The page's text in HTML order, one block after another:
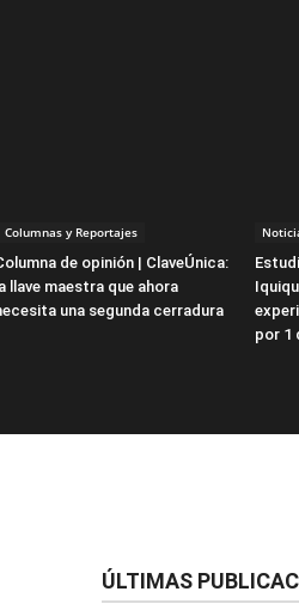
Columnas y Reportajes
de opinión | ClaveÚnica:
la llave maestra que ahora
una segunda cerradura
por 1
ÚLTIMAS